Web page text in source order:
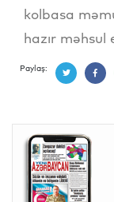
kolbasa
hazır
Paylaş: